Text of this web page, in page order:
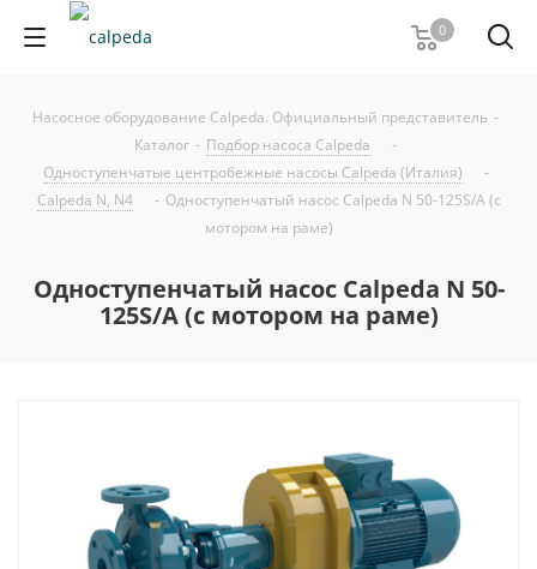
0
Насосное оборудование Calpeda. Официальный представитель -
Каталог - Подбор насоса Calpeda
-
Одноступенчатые центробежные насосы Calpeda (Италия)
-
Calpeda N, N4
- Одноступенчатый насос Calpeda N 50-125S/A (с
мотором на раме)
Одноступенчатый насос Calpeda N 50-
125S/A (с мотором на раме)